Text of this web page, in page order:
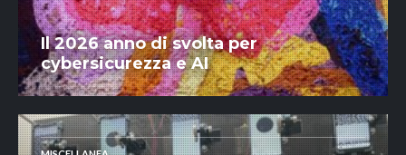
Il 2026 anno di svolta per
cybersicurezza e AI